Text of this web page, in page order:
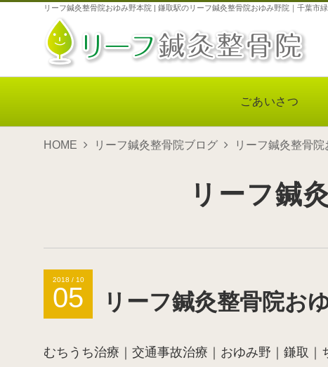
リーフ鍼灸整骨院おゆみ野本院 | 鎌取駅のリーフ鍼灸整骨院おゆみ野院｜千葉市
ごあいさつ
HOME リーフ鍼灸整骨院ブログ リーフ鍼灸整骨
リーフ鍼
リーフ鍼灸整骨院お
2018 / 10
05
むちうち治療｜交通事故治療｜おゆみ野｜鎌取｜